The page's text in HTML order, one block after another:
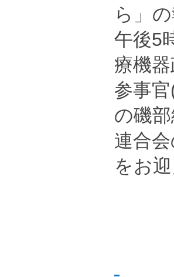
ら」
午後5
療機
参事
の磯
連合
をお